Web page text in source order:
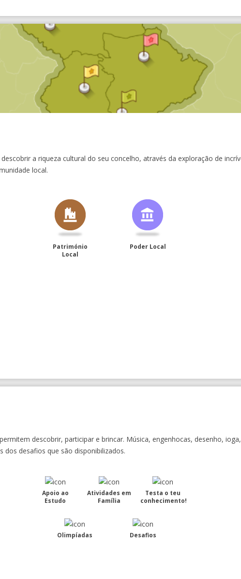
a riqueza cultural do seu concelho, através da exploração de
local.
Património
Local
Poder Local
descobrir, participar e brincar. Música, engenhocas, desenho,
desafios que são disponibilizados.
Apoio ao
Estudo
Atividades em
Família
Testa o teu
conhecimento!
Olimpíadas Desafios